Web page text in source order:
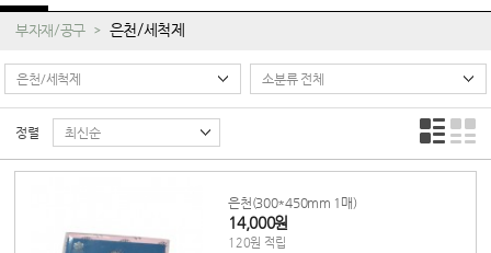
부자재/공구 은천/세척제
정렬
은천(300*450mm 1매)
14,000원
120원 적립